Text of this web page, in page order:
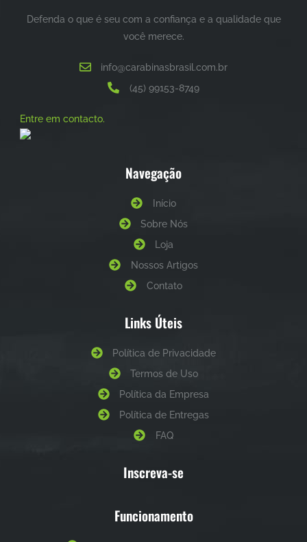
Defenda o que é seu com a confiança e a qualidade que
você merece.
info@carabinasbrasil.com.br
(45) 99153-8749
Entre em contacto.
Navegação
Início
Sobre Nós
Loja
Nossos Artigos
Contato
Links Úteis
Política de Privacidade
Termos de Uso
Política da Empresa
Política de Entregas
FAQ
Inscreva-se
Funcionamento